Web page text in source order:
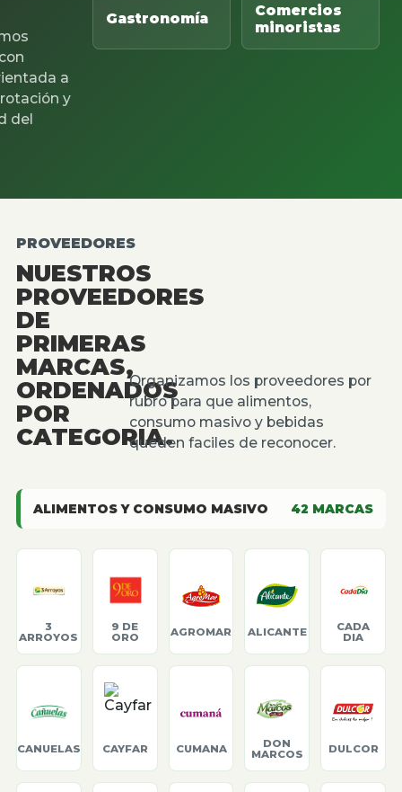
a
y
del
Gastronomía
Comercios
minoristas
PROVEEDORES
NUESTROS
PROVEEDORES
DE
PRIMERAS
MARCAS,
ORDENADOS
POR
CATEGORIA.
Organizamos los proveedores por
rubro para que alimentos,
consumo masivo y bebidas
queden faciles de reconocer.
ALIMENTOS Y CONSUMO MASIVO 42 MARCAS
3
ARROYOS
9 DE
ORO
AGROMAR ALICANTE
CADA
DIA
CANUELAS CAYFAR CUMANA
DON
MARCOS
DULCOR